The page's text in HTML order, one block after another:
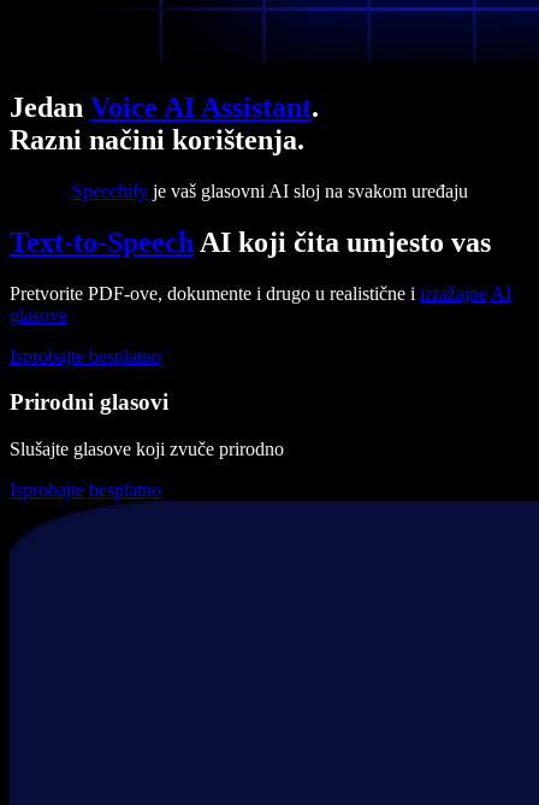
Jedan Voice AI Assistant.
Razni načini korištenja.
Speechifyje vaš glasovni AI sloj na svakom uređaju
Text-to-Speech AI koji čita umjesto vas
Pretvorite PDF-ove, dokumente i drugo u realistične i izražajne AI
glasove
Isprobajte besplatno
Prirodni glasovi
Slušajte glasove koji zvuče prirodno
Isprobajte besplatno